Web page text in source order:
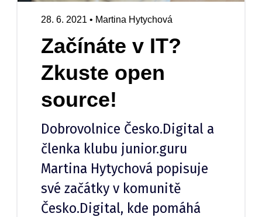
28. 6. 2021 • Martina Hytychová
Začínáte v IT?
Zkuste open
source!
Dobrovolnice Česko.Digital a
členka klubu junior.guru
Martina Hytychová popisuje
své začátky v komunitě
Česko.Digital, kde pomáhá